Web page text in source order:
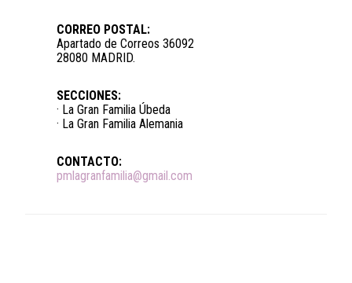
CORREO POSTAL:
Apartado de Correos 36092
28080 MADRID.
SECCIONES:
· La Gran Familia Úbeda
· La Gran Familia Alemania
CONTACTO:
pmlagranfamilia@gmail.com